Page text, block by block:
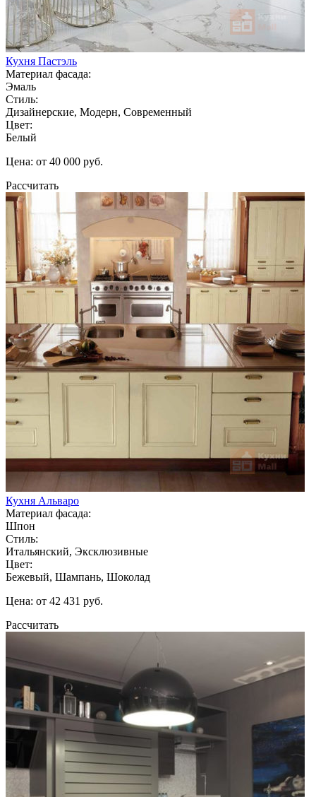
Кухня Пастэль
Материал фасада:
Эмаль
Стиль:
Дизайнерские, Модерн, Современный
Цвет:
Белый
Цена: от 40 000 руб.
Рассчитать
Кухня Альваро
Материал фасада:
Шпон
Стиль:
Итальянский, Эксклюзивные
Цвет:
Бежевый, Шампань, Шоколад
Цена: от 42 431 руб.
Рассчитать